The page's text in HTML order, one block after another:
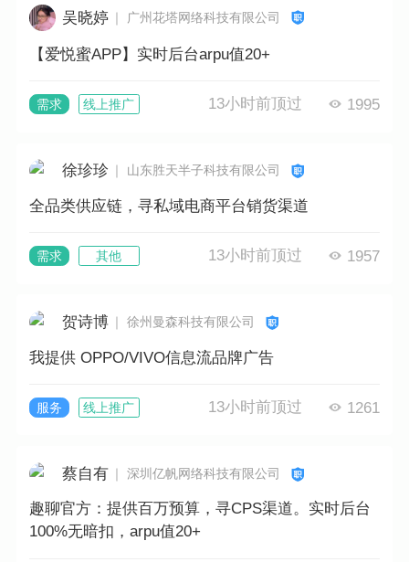
吴晓婷 ｜ 广州花塔网络科技有限公司
【爱悦蜜APP】实时后台arpu值20+
需求 线上推广 13小时前顶过 1995
徐珍珍 ｜ 山东胜天半子科技有限公司
全品类供应链，寻私域电商平台销货渠道
需求 其他 13小时前顶过 1957
贺诗博 ｜ 徐州曼森科技有限公司
我提供 OPPO/VIVO信息流品牌广告
服务 线上推广 13小时前顶过 1261
蔡自有 ｜ 深圳亿帆网络科技有限公司
趣聊官方：提供百万预算，寻CPS渠道。实时后台
100%无暗扣，arpu值20+